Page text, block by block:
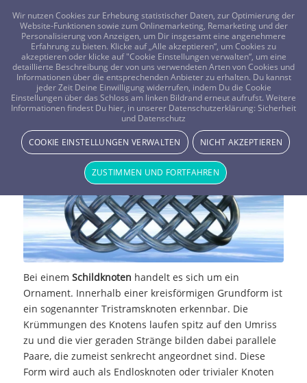
FRAGEN? KOSTENLOS ANRUFEN: 0800-8478266
Der Schildknoten
Bei einem Schildknoten handelt es sich um ein
Ornament. Innerhalb einer kreisförmigen Grundform ist
ein sogenannter Tristramsknoten erkennbar. Die
Krümmungen des Knotens laufen spitz auf den Umriss
zu und die vier geraden Stränge bilden dabei parallele
Paare, die zumeist senkrecht angeordnet sind. Diese
Form wird auch als Endlosknoten oder trivialer Knoten
Wir nutzen Cookies zur Erhebung statistischer Daten, zur Optimierung der
Website-Funktionen sowie zum Onlinemarketing, Remarketing und der
Personalisierung von Anzeigen, um Dir insgesamt eine angenehmere
Erfahrung zu bieten. Klicke auf „Alle akzeptieren“, um Cookies zu
akzeptieren oder klicke auf "Cookie Einstellungen verwalten“, um eine
detaillierte Beschreibung der von uns verwendeten Arten von Cookies und
Informationen über die entsprechenden Anbieter zu erhalten. Du kannst
jeder Zeit Deine Einwilligung widerrufen, indem Du die Cookie
Einstellungen über das Schloss am linken Bildrand erneut aufrufst. Weitere
Informationen findest Du hier, in unserer Datenschutzerklärung: Sicherheit
und Datenschutz
COOKIE EINSTELLUNGEN VERWALTEN NICHT AKZEPTIEREN
ZUSTIMMEN UND FORTFAHREN